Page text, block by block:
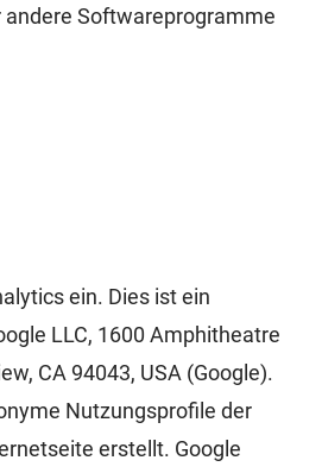
Softwareprogramme
ein. Dies ist ein
LLC, 1600 Amphitheatre
CA 94043, USA (Google).
Nutzungsprofile der
erstellt. Google